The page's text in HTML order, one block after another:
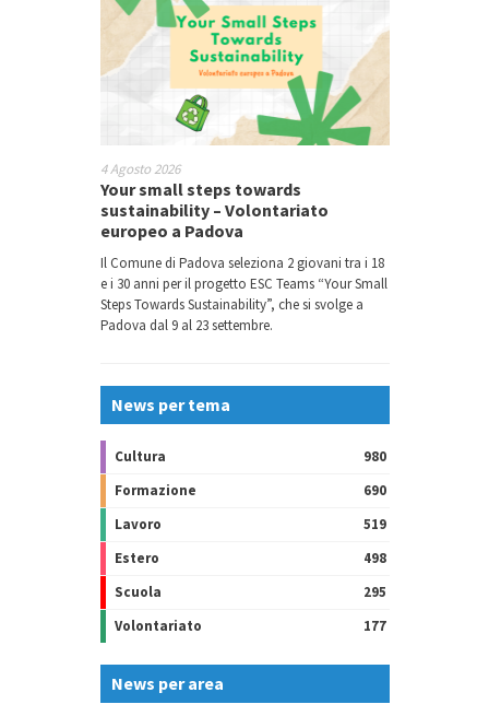
4 Agosto 2026
Your small steps towards
sustainability – Volontariato
europeo a Padova
Il Comune di Padova seleziona 2 giovani tra i 18
e i 30 anni per il progetto ESC Teams “Your Small
Steps Towards Sustainability”, che si svolge a
Padova dal 9 al 23 settembre.
News per tema
Cultura
980
Formazione
690
Lavoro
519
Estero
498
Scuola
295
Volontariato
177
News per area